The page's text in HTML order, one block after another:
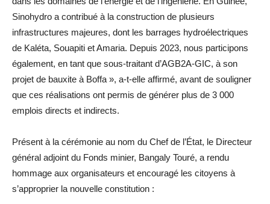
Sinohydro a contribué à la construction de plusieurs
infrastructures majeures, dont les barrages hydroélectriques
de Kaléta, Souapiti et Amaria. Depuis 2023, nous participons
également, en tant que sous-traitant d’AGB2A-GIC, à son
projet de bauxite à Boffa », a-t-elle affirmé, avant de souligner
que ces réalisations ont permis de générer plus de 3 000
emplois directs et indirects.
Présent à la cérémonie au nom du Chef de l’État, le Directeur
général adjoint du Fonds minier, Bangaly Touré, a rendu
hommage aux organisateurs et encouragé les citoyens à
s’approprier la nouvelle constitution :